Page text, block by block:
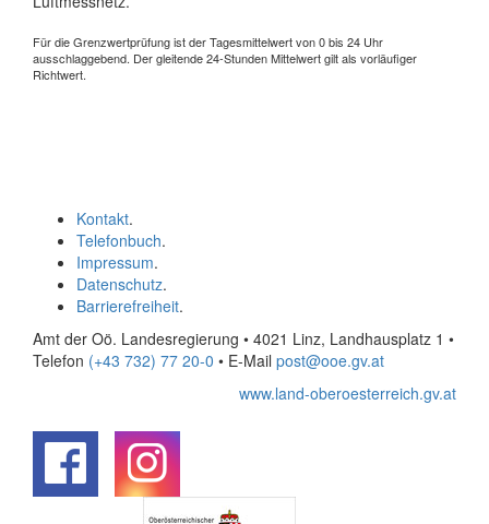
Für die Grenzwertprüfung ist der Tagesmittelwert von 0 bis 24 Uhr
ausschlaggebend. Der gleitende 24-Stunden Mittelwert gilt als vorläufiger
Richtwert.
Kontakt.
Telefonbuch.
Impressum.
Datenschutz.
Barrierefreiheit.
Amt der Oö. Landesregierung • 4021 Linz, Landhausplatz 1 •
Telefon (+43 732) 77 20-0 • E-Mail post@ooe.gv.at
www.land-oberoesterreich.gv.at